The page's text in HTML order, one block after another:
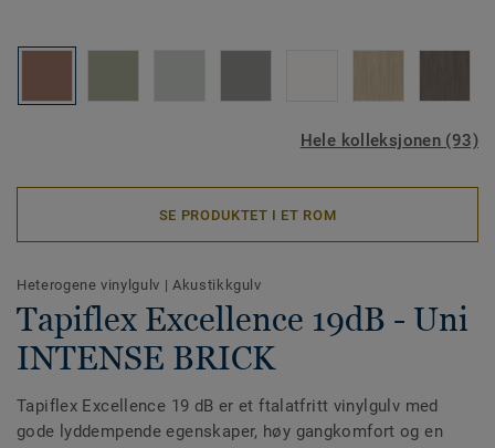
Hele kolleksjonen (93)
SE PRODUKTET I ET ROM
Heterogene vinylgulv | Akustikkgulv
Tapiflex Excellence 19dB - Uni
INTENSE BRICK
Tapiflex Excellence 19 dB er et ftalatfritt vinylgulv med
gode lyddempende egenskaper, høy gangkomfort og en